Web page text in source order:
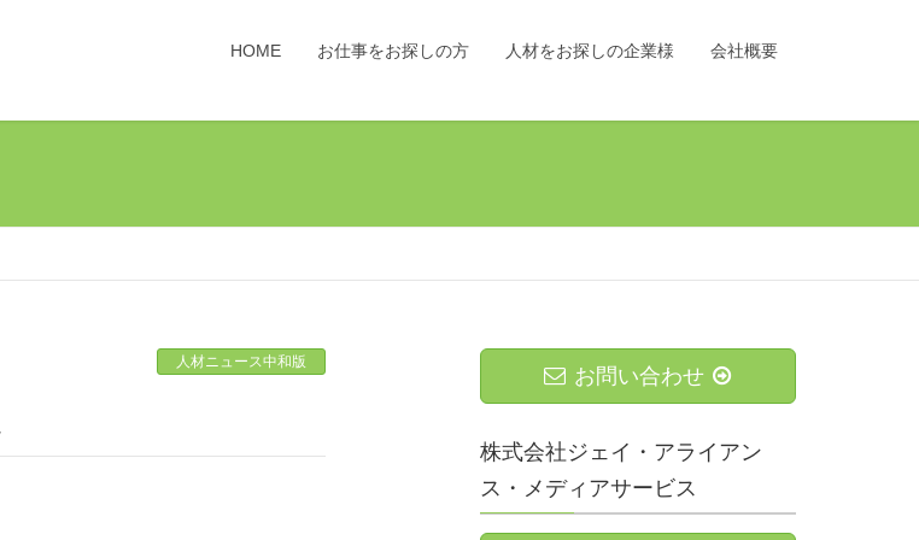
HOME お仕事をお探しの方 人材をお探しの企業様 会社概要
人材ニュース中和版
お問い合わせ
株式会社ジェイ・アライアン
ス・メディアサービス